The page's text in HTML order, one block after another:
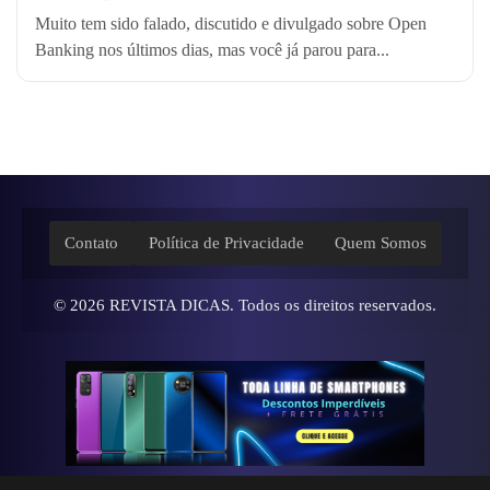
Muito tem sido falado, discutido e divulgado sobre Open
Banking nos últimos dias, mas você já parou para...
Contato Política de Privacidade Quem Somos
© 2026 REVISTA DICAS. Todos os direitos reservados.